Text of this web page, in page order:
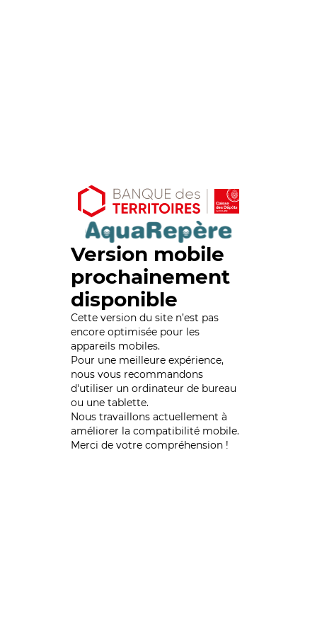
Version mobile
prochainement
disponible
Cette version du site n’est pas
encore optimisée pour les
appareils mobiles.
Pour une meilleure expérience,
nous vous recommandons
d'utiliser un ordinateur de bureau
ou une tablette.
Nous travaillons actuellement à
améliorer la compatibilité mobile.
Merci de votre compréhension !